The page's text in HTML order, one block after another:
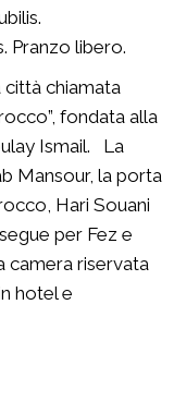
Pranzo libero.
chiamata
fondata alla
Ismail. La
Mansour, la porta
Hari Souani
per Fez e
camera riservata
hotel e